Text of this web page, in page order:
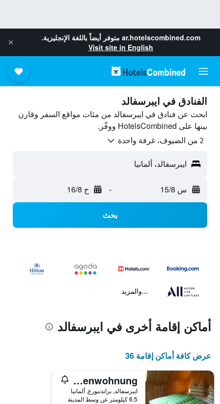
ar.hotelscombined.com متوفر أيضاً باللغة الإنجليزية.
Visit site in English
الفنادق في ايبرسفالد
ابحث عن فنادق في ايبرسفالد من مئات مواقع السفر وقارن
بينها على HotelsCombined ووفّر.
2 من الضيوف، غرفة واحدة
ايبرسفالد، ألمانيا
س 15/8 - ح 16/8
بحث
...والمزيد
أماكن إقامة أخرى في ايبرسفالد
عرض كافة أماكن إقامة 36
Schorfheider Ferienwohnung
ايبرسفالد, براندنبورغ, ألمانيا
6.5 كيلومتر عن وسط المدينة